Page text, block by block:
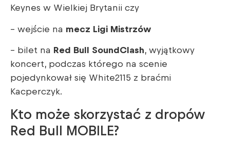
Keynes w Wielkiej Brytanii czy
– wejście na mecz Ligi Mistrzów
– bilet na Red Bull SoundClash, wyjątkowy
koncert, podczas którego na scenie
pojedynkował się White2115 z braćmi
Kacperczyk.
Kto może skorzystać z dropów
Red Bull MOBILE?